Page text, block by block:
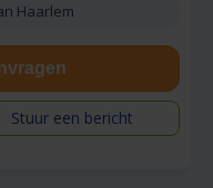
Haarlem
Stuur een bericht